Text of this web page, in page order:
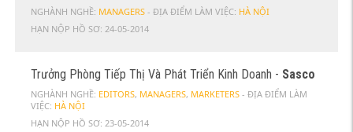
NGHÀNH NGHỀ: MANAGERS - ĐỊA ĐIỂM LÀM VIỆC: HÀ NỘI
HẠN NỘP HỒ SƠ: 24-05-2014
Trưởng Phòng Tiếp Thị Và Phát Triển Kinh Doanh - Sasco
NGHÀNH NGHỀ: EDITORS, MANAGERS, MARKETERS - ĐỊA ĐIỂM LÀM
VIỆC: HÀ NỘI
HẠN NỘP HỒ SƠ: 23-05-2014